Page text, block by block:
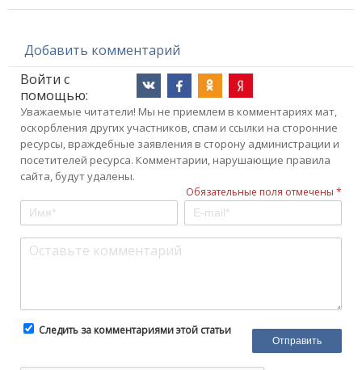
Добавить комментарий
Войти с
помощью:
Уважаемые читатели! Мы не приемлем в комментариях мат,
оскорбления других участников, спам и ссылки на сторонние
ресурсы, враждебные заявления в сторону администрации и
посетителей ресурса. Комментарии, нарушающие правила
сайта, будут удалены.
Обязательные поля отмечены *
Следить за комментариями этой статьи